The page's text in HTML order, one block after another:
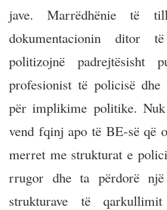
jave. Marrëdhënie të
dokumentacionin ditor
politizojnë padrejtësisht
profesionist të policisë dhe
për implikime politike.
vend fqinj apo të BE-së që
merret me strukturat e
rrugor dhe ta përdorë
strukturave të